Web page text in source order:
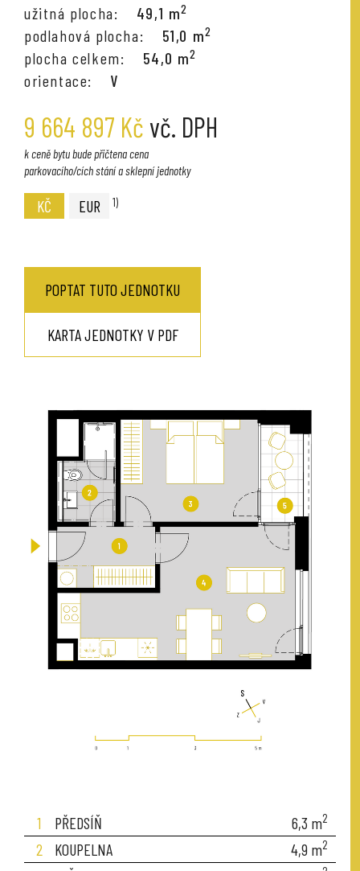
užitná plocha: 49,1 m2
podlahová plocha: 51,0 m2
plocha celkem: 54,0 m2
orientace: V
KČ EUR 1)
9 664 897 Kč vč. DPH
k ceně bytu bude přičtena cena
parkovacího/cích stání a sklepní jednotky
POPTAT TUTO JEDNOTKU
KARTA JEDNOTKY V PDF
1 PŘEDSÍŇ 6,3 m2
2 KOUPELNA 4,9 m2